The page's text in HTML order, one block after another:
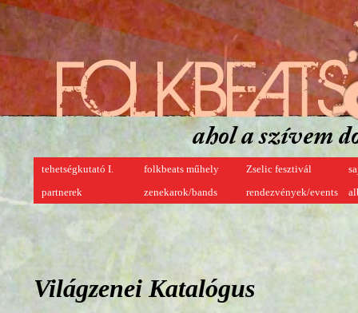
tehetségkutató I. folkbeats műhely Zselic fesztivál
partnerek
zenekarok/bands rendezvények/events
Világzenei Katalógus